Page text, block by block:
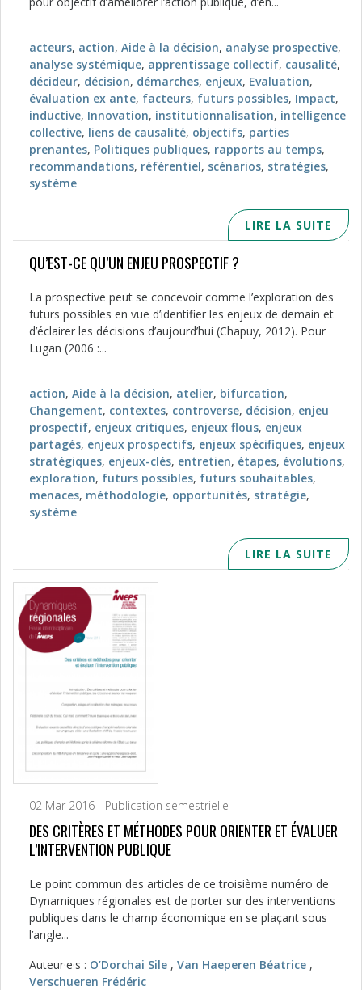
acteurs, action, Aide à la décision, analyse prospective,
analyse systémique, apprentissage collectif, causalité,
décideur, décision, démarches, enjeux, Evaluation,
évaluation ex ante, facteurs, futurs possibles, Impact,
inductive, Innovation, institutionnalisation, intelligence
collective, liens de causalité, objectifs, parties
prenantes, Politiques publiques, rapports au temps,
recommandations, référentiel, scénarios, stratégies,
système
LIRE LA SUITE
QU’EST-CE QU’UN ENJEU PROSPECTIF ?
La prospective peut se concevoir comme l’exploration des
futurs possibles en vue d’identifier les enjeux de demain et
d’éclairer les décisions d’aujourd’hui (Chapuy, 2012). Pour
Lugan (2006 :...
action, Aide à la décision, atelier, bifurcation,
Changement, contextes, controverse, décision, enjeu
prospectif, enjeux critiques, enjeux flous, enjeux
partagés, enjeux prospectifs, enjeux spécifiques, enjeux
stratégiques, enjeux-clés, entretien, étapes, évolutions,
exploration, futurs possibles, futurs souhaitables,
menaces, méthodologie, opportunités, stratégie,
système
LIRE LA SUITE
02 Mar 2016 - Publication semestrielle
DES CRITÈRES ET MÉTHODES POUR ORIENTER ET ÉVALUER
L’INTERVENTION PUBLIQUE
Le point commun des articles de ce troisième numéro de
Dynamiques régionales est de porter sur des interventions
publiques dans le champ économique en se plaçant sous
l’angle...
Auteur·e·s : O’Dorchai Sile , Van Haeperen Béatrice ,
Verschueren Frédéric